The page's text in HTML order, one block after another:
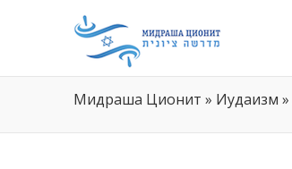
Мидраша Ционит » Иудаизм »